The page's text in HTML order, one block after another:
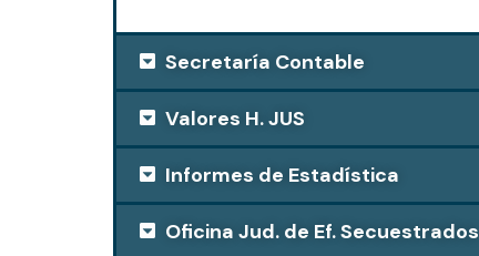
Secretaría Contable
Valores H. JUS
Informes de Estadística
Oficina Jud. de Ef. Secuestrados